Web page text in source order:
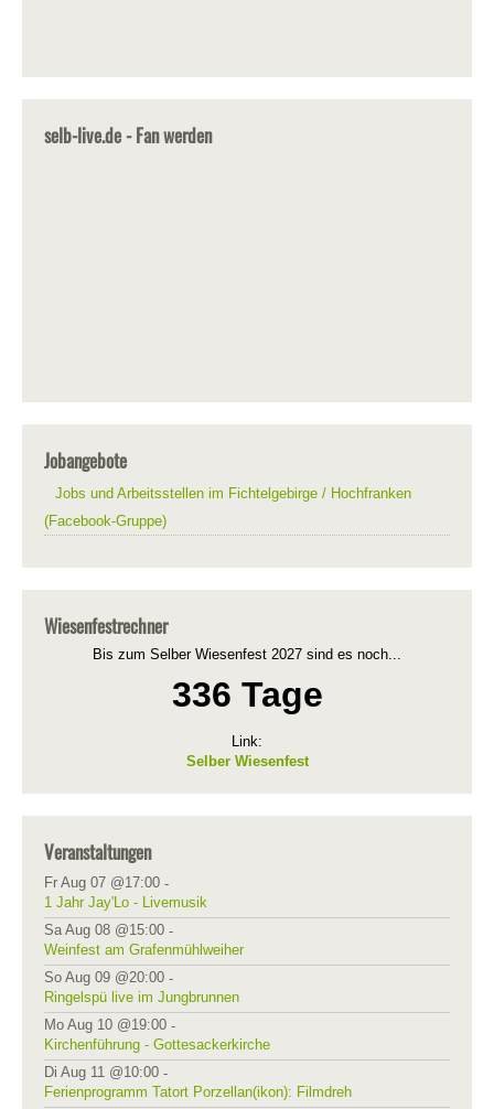
selb-live.de - Fan werden
Jobangebote
Jobs und Arbeitsstellen im Fichtelgebirge / Hochfranken
(Facebook-Gruppe)
Wiesenfestrechner
Bis zum Selber Wiesenfest 2027 sind es noch...
336 Tage
Link:
Selber Wiesenfest
Veranstaltungen
Fr Aug 07 @17:00 -
1 Jahr Jay'Lo - Livemusik
Sa Aug 08 @15:00 -
Weinfest am Grafenmühlweiher
So Aug 09 @20:00 -
Ringelspü live im Jungbrunnen
Mo Aug 10 @19:00 -
Kirchenführung - Gottesackerkirche
Di Aug 11 @10:00 -
Ferienprogramm Tatort Porzellan(ikon): Filmdreh